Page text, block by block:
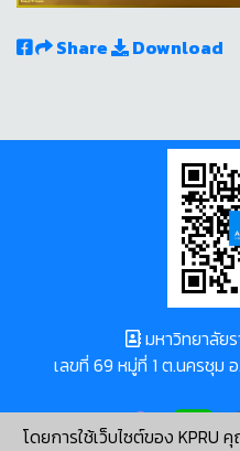
Share
Download
โดยการใช้เว็บไซต์ของ KPRU
มหาวิทยาลัย
เลขที่ 69 หมู่ที่ 1 ต.นครชุม